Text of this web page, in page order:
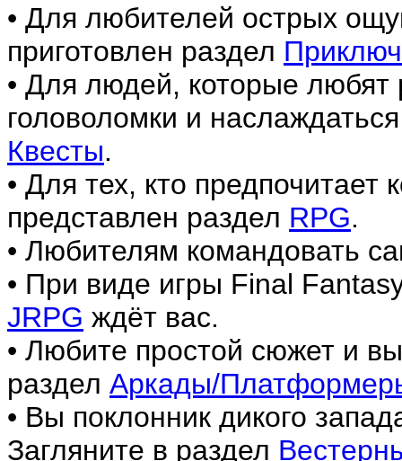
• Для любителей острых
приготовлен раздел
• Для людей, которые любят
головоломки и
Квесты.
• Для тех, кто
представлен раздел RPG.
• Любителям командовать
• При виде игры Final
JRPG ждёт вас.
• Любите простой сюжет и
раздел Аркады/
• Вы поклонник дикого
Загляните в раздел